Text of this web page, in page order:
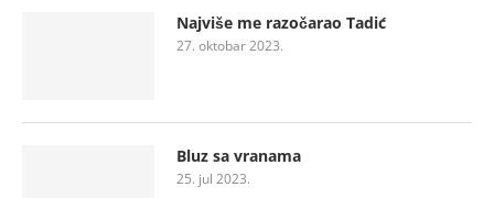
Najviše me razočarao Tadić
27. oktobar 2023.
Bluz sa vranama
25. jul 2023.